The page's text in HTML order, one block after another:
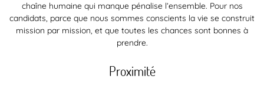
chaîne humaine qui manque pénalise l’ensemble. Pour nos
candidats, parce que nous sommes conscients la vie se construit
mission par mission, et que toutes les chances sont bonnes à
prendre.
Proximité